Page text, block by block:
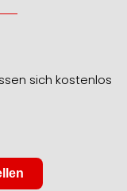
sich kostenlos